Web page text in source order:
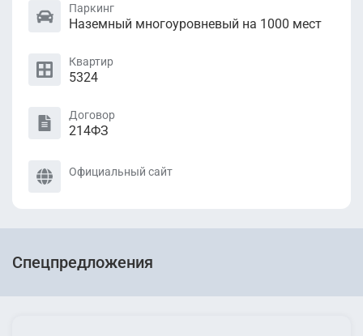
Паркинг
Наземный многоуровневый на 1000 мест
Квартир
5324
Договор
214ФЗ
Официальный сайт
Спецпредложения